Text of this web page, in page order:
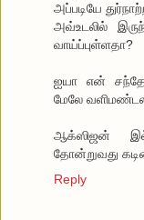
அப்படியே
அவ்உடலில்
வாய்ப்புள்ளதா?
ஐயா என்
மேலே
ஆக்ஸிஜன்
தோன்றுவது
Reply